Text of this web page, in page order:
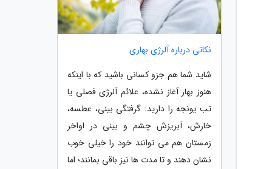
نکاتی درباره آلرژی بهاری
شاید شما هم جزو کسانی باشید که با اینکه
هنوز بهار آغاز نشده، علائم آلرژی فصلی یا
تب یونجه را دارید: گرفتگی بینی، عطسه،
خارش، آبریزش چشم و بینی در اواخر
زمستان هم می توانند خود را خیلی خوب
نشان دهند و تا مدت ها نیز باقی بمانند؛ اما